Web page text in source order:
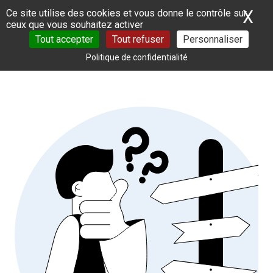
Panneau de gestion des cookies
Ce site utilise des cookies et vous donne le contrôle sur
ceux que vous souhaitez activer
Tout accepter
Tout refuser Personnaliser
Politique de confidentialité
X